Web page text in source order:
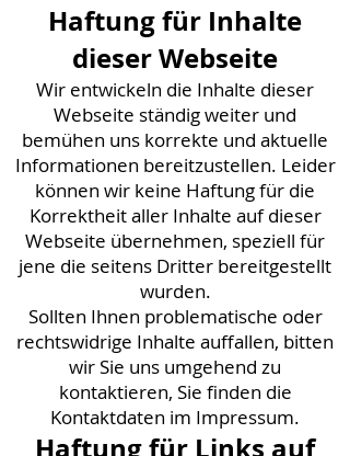
Haftung für Inhalte
dieser Webseite
Wir entwickeln die Inhalte dieser
Webseite ständig weiter und
bemühen uns korrekte und aktuelle
Informationen bereitzustellen. Leider
können wir keine Haftung für die
Korrektheit aller Inhalte auf dieser
Webseite übernehmen, speziell für
jene die seitens Dritter bereitgestellt
wurden.
Sollten Ihnen problematische oder
rechtswidrige Inhalte auffallen, bitten
wir Sie uns umgehend zu
kontaktieren, Sie finden die
Kontaktdaten im Impressum.
Haftung für Links auf